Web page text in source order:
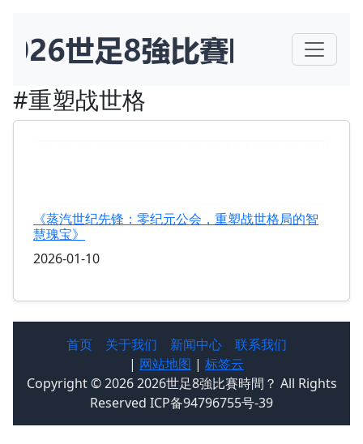
#重塑战世格
《蒸汽世纪先锋：零纪元公会，重塑战世格局的智
慧瑰宝》
2026-01-10
首页 关于我们 新闻中心
联系我们
| 网站地图 | 标签云
Copyright © 2026 2026世足8強比賽時間？ All Rights
Reserved ICP备94796755号-39